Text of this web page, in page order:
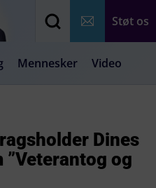
Støt os
Mennesker Video
Dines
og